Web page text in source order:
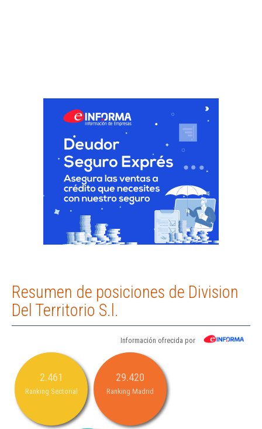
Resumen de posiciones de Division
Del Territorio S.l.
Información ofrecida por
2.461
Ranking Sectorial
29.420
Ranking Madrid